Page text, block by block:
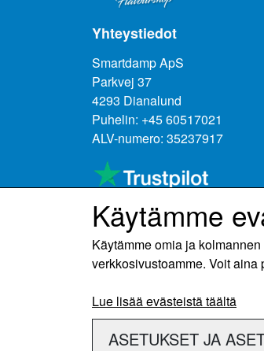
Yhteystiedot
Smartdamp ApS
Parkvej 37
4293 Dianalund
Puhelin: +45 60517021
ALV-numero: 35237917
Käytämme
Käytämme omia ja
verkkosivustoamme. Voit
Lue lisää evästeistä täältä
ASETUKSET JA